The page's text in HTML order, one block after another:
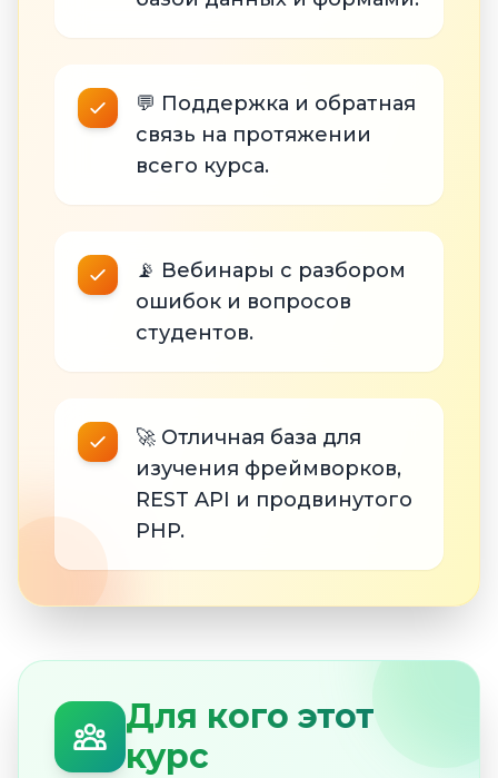
💬 Поддержка и обратная
связь на протяжении
всего курса.
📡 Вебинары с разбором
ошибок и вопросов
студентов.
🚀 Отличная база для
изучения фреймворков,
REST API и продвинутого
PHP.
Для кого этот
курс